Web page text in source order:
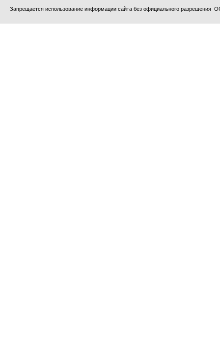
Запрещается использование информации сайта без официального разрешения